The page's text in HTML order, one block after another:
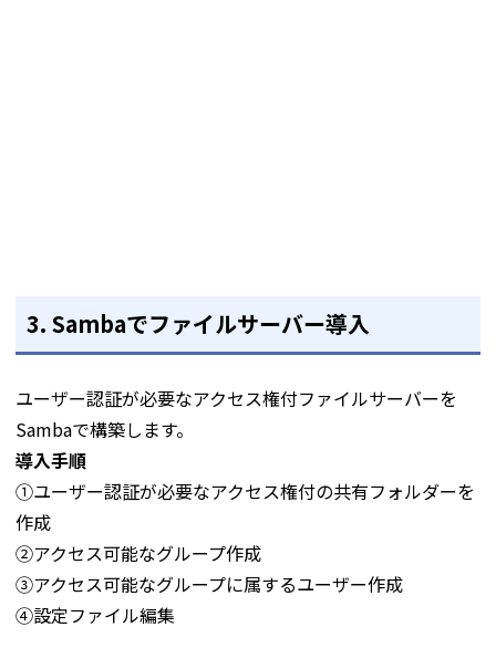
3. Sambaでファイルサーバー導入
ユーザー認証が必要なアクセス権付ファイルサーバーを
Sambaで構築します。
導入手順
①ユーザー認証が必要なアクセス権付の共有フォルダーを
作成
②アクセス可能なグループ作成
③アクセス可能なグループに属するユーザー作成
④設定ファイル編集